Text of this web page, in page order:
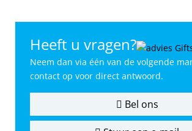
Heeft u vragen?
Neem dan via één van de volgende
contact op voor direct antwoord.
Bel ons